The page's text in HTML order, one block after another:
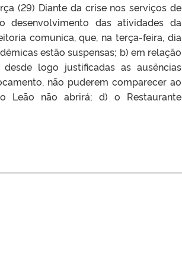
(29) Diante da crise nos serviços de
das atividades da
comunica, que, na terça-feira, dia
estão suspensas; b) em relação
logo justificadas as ausências
não puderem comparecer ao
Leão não abrirá; d) o Restaurante